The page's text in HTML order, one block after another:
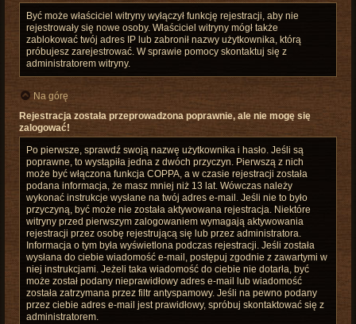
Być może właściciel witryny wyłączył funkcję rejestracji, aby nie
rejestrowały się nowe osoby. Właściciel witryny mógł także
zablokować twój adres IP lub zabronił nazwy użytkownika, którą
próbujesz zarejestrować. W sprawie pomocy skontaktuj się z
administratorem witryny.
Na górę
Rejestracja została przeprowadzona poprawnie, ale nie mogę się
zalogować!
Po pierwsze, sprawdź swoją nazwę użytkownika i hasło. Jeśli są
poprawne, to wystąpiła jedna z dwóch przyczyn. Pierwszą z nich
może być włączona funkcja COPPA, a w czasie rejestracji została
podana informacja, że masz mniej niż 13 lat. Wówczas należy
wykonać instrukcje wysłane na twój adres e-mail. Jeśli nie to było
przyczyną, być może nie została aktywowana rejestracja. Niektóre
witryny przed pierwszym zalogowaniem wymagają aktywowania
rejestracji przez osobę rejestrującą się lub przez administratora.
Informacja o tym była wyświetlona podczas rejestracji. Jeśli została
wysłana do ciebie wiadomość e-mail, postępuj zgodnie z zawartymi w
niej instrukcjami. Jeżeli taka wiadomość do ciebie nie dotarła, być
może został podany nieprawidłowy adres e-mail lub wiadomość
została zatrzymana przez filtr antyspamowy. Jeśli na pewno podany
przez ciebie adres e-mail jest prawidłowy, spróbuj skontaktować się z
administratorem.